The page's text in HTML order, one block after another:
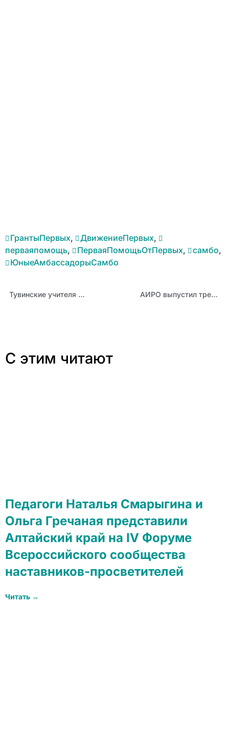
ГрантыПервых, ДвижениеПервых,
перваяпомощь, ПерваяПомощьОтПервых, самбо,
ЮныеАмбассадорыСамбо
Тувинские учителя математики проходят стажировку по программе АИРО АИРО выпустил третий в этом году номер журнала «Учитель Алтая»
С этим читают
Педагоги Наталья Смарыгина и
Ольга Гречаная представили
Алтайский край на IV Форуме
Всероссийского сообщества
наставников-просветителей
Читать →